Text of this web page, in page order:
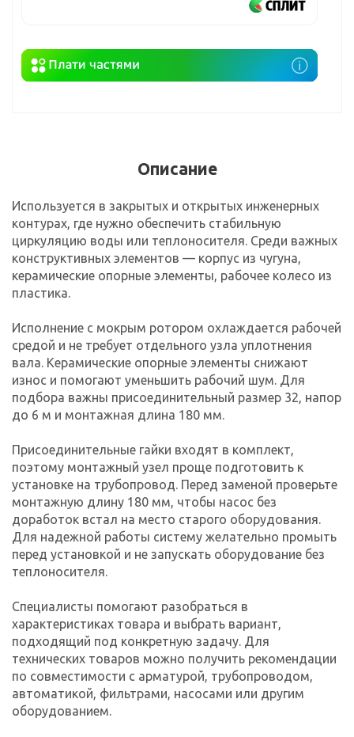
Описание
Используется в закрытых и открытых инженерных
контурах, где нужно обеспечить стабильную
циркуляцию воды или теплоносителя. Среди важных
конструктивных элементов — корпус из чугуна,
керамические опорные элементы, рабочее колесо из
пластика.
Исполнение с мокрым ротором охлаждается рабочей
средой и не требует отдельного узла уплотнения
вала. Керамические опорные элементы снижают
износ и помогают уменьшить рабочий шум. Для
подбора важны присоединительный размер 32, напор
до 6 м и монтажная длина 180 мм.
Присоединительные гайки входят в комплект,
поэтому монтажный узел проще подготовить к
установке на трубопровод. Перед заменой проверьте
монтажную длину 180 мм, чтобы насос без
доработок встал на место старого оборудования.
Для надежной работы систему желательно промыть
перед установкой и не запускать оборудование без
теплоносителя.
Специалисты помогают разобраться в
характеристиках товара и выбрать вариант,
подходящий под конкретную задачу. Для
технических товаров можно получить рекомендации
по совместимости с арматурой, трубопроводом,
автоматикой, фильтрами, насосами или другим
оборудованием.